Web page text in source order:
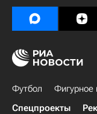
Футбол Фигурное
Спецпроекты